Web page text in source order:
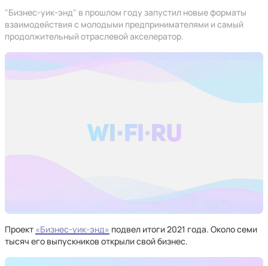
"Бизнес-уик-энд" в прошлом году запустил новые форматы
взаимодействия с молодыми предпринимателями и самый
продолжительный отраслевой акселератор.
Проект «Бизнес-уик-энд» подвел итоги 2021 года. Около семи
тысяч его выпускников открыли свой бизнес.